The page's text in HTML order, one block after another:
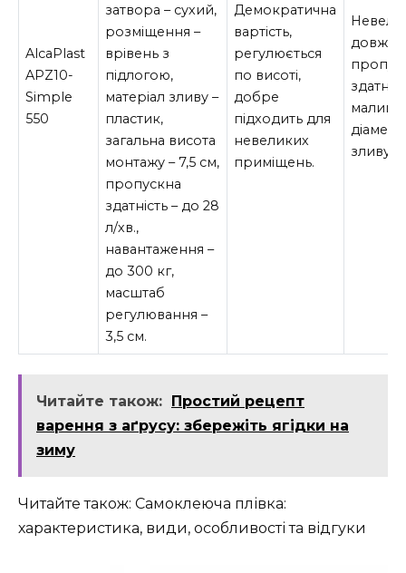
AlcaPlast
APZ10-
Simple
550
затвора – сухий,
розміщення –
врівень з
підлогою,
матеріал зливу –
пластик,
загальна висота
монтажу – 7,5 см,
пропускна
здатність – до 28
л/хв.,
навантаження –
до 300 кг,
масштаб
регулювання –
3,5 см.
Демократична
вартість,
регулюється
по висоті,
добре
підходить для
невеликих
приміщень.
малий
діаметр
зливу.
Читайте також: Простий рецепт
варення з аґрусу: збережіть ягідки на
зиму
Читайте також: Самоклеюча плівка:
характеристика, види, особливості та відгуки